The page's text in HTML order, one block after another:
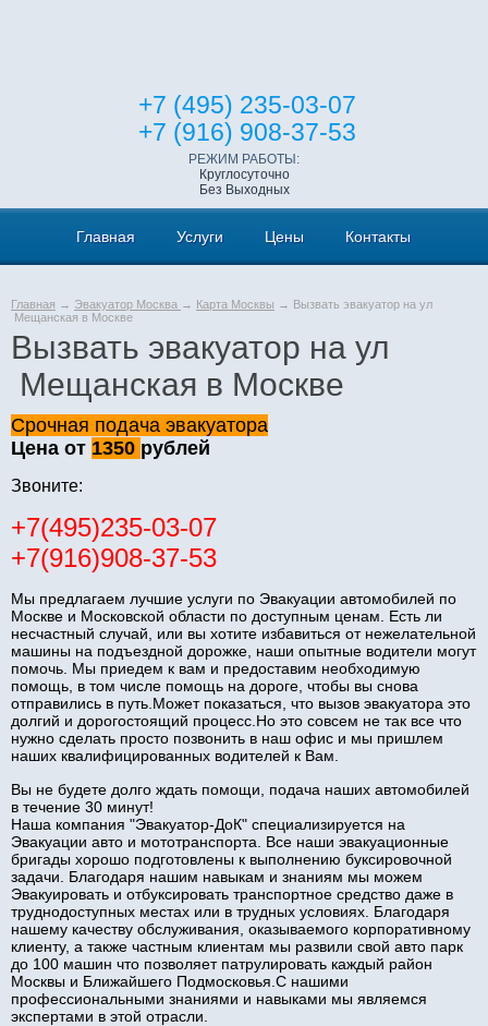
+7 (495) 235-03-07
+7 (916) 908-37-53
РЕЖИМ РАБОТЫ:
Круглосуточно
Без Выходных
Главная Услуги Цены Контакты
Главная → Эвакуатор Москва → Карта Москвы → Вызвать эвакуатор на ул
Мещанская в Москве
Вызвать эвакуатор на ул
Мещанская в Москве
Срочная подача эвакуатора
Цена от 1350 рублей
Звоните:
+7(495)235-03-07
+7(916)908-37-53
Мы предлагаем лучшие услуги по Эвакуации автомобилей по
Москве и Московской области по доступным ценам. Есть ли
несчастный случай, или вы хотите избавиться от нежелательной
машины на подъездной дорожке, наши опытные водители могут
помочь. Мы приедем к вам и предоставим необходимую
помощь, в том числе помощь на дороге, чтобы вы снова
отправились в путь.Может показаться, что вызов эвакуатора это
долгий и дорогостоящий процесс.Но это совсем не так все что
нужно сделать просто позвонить в наш офис и мы пришлем
наших квалифицированных водителей к Вам.
Вы не будете долго ждать помощи, подача наших автомобилей
в течение 30 минут!
Наша компания "Эвакуатор-ДоК" специализируется на
Эвакуации авто и мототранспорта. Все наши эвакуационные
бригады хорошо подготовлены к выполнению буксировочной
задачи. Благодаря нашим навыкам и знаниям мы можем
Эвакуировать и отбуксировать транспортное средство даже в
труднодоступных местах или в трудных условиях. Благодаря
нашему качеству обслуживания, оказываемого корпоративному
клиенту, а также частным клиентам мы развили свой авто парк
до 100 машин что позволяет патрулировать каждый район
Москвы и Ближайшего Подмосковья.С нашими
профессиональными знаниями и навыками мы являемся
экспертами в этой отрасли.